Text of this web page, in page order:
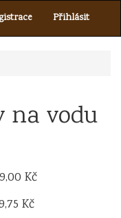
Přihlásit
na vodu
Kč
Kč